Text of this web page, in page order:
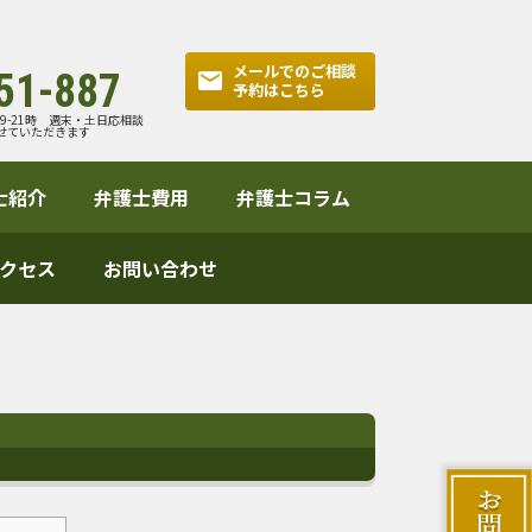
887
21時 週末・土日応相談
ていただきます
メールでのご相談
予約はこちら
紹介 弁護士費用 弁護士コラム
セス お問い合わせ